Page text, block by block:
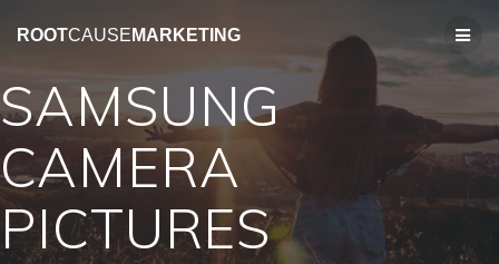
ツ
へ
プ
ROOTCAUSE MARKETING
SAMSUNG
CAMERA
PICTURES